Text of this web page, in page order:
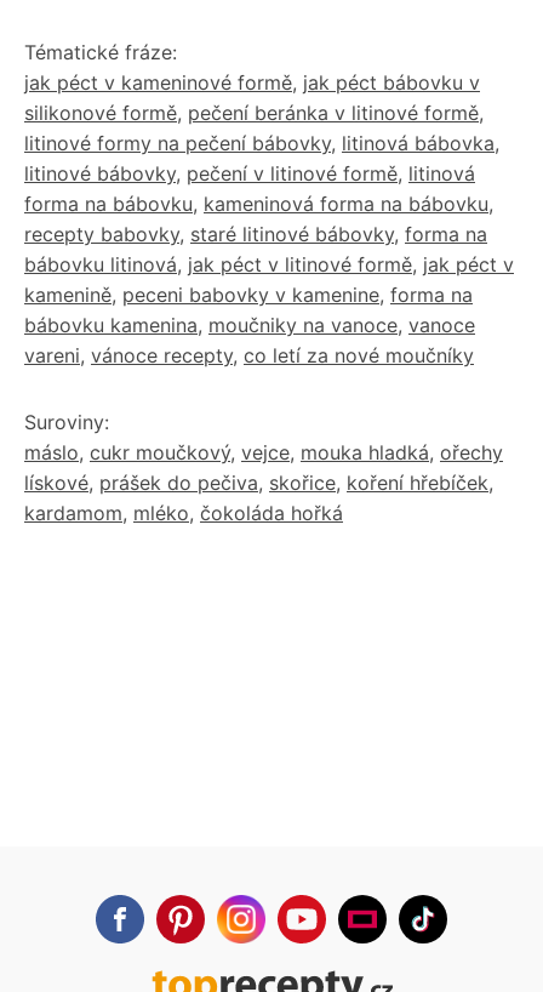
Tématické fráze:
jak péct v kameninové formě, jak péct bábovku v
silikonové formě, pečení beránka v litinové formě,
litinové formy na pečení bábovky, litinová bábovka,
litinové bábovky, pečení v litinové formě, litinová
forma na bábovku, kameninová forma na bábovku,
recepty babovky, staré litinové bábovky, forma na
bábovku litinová, jak péct v litinové formě, jak péct v
kamenině, peceni babovky v kamenine, forma na
bábovku kamenina, moučniky na vanoce, vanoce
vareni, vánoce recepty, co letí za nové moučníky
Suroviny:
máslo, cukr moučkový, vejce, mouka hladká, ořechy
lískové, prášek do pečiva, skořice, koření hřebíček,
kardamom, mléko, čokoláda hořká